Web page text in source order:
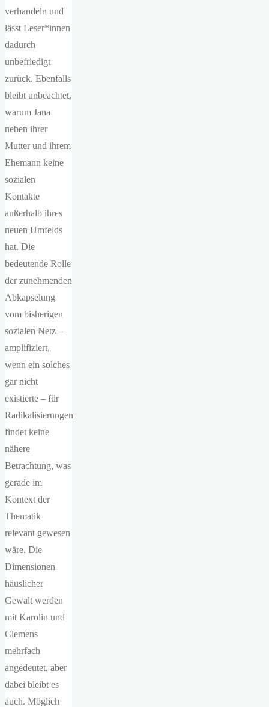
verhandeln und
lässt Leser*innen
dadurch
unbefriedigt
zurück. Ebenfalls
bleibt unbeachtet,
warum Jana
neben ihrer
Mutter und ihrem
Ehemann keine
sozialen
Kontakte
außerhalb ihres
neuen Umfelds
hat. Die
bedeutende Rolle
der zunehmenden
Abkapselung
vom bisherigen
sozialen Netz –
amplifiziert,
wenn ein solches
gar nicht
existierte – für
Radikalisierungen
findet keine
nähere
Betrachtung, was
gerade im
Kontext der
Thematik
relevant gewesen
wäre. Die
Dimensionen
häuslicher
Gewalt werden
mit Karolin und
Clemens
mehrfach
angedeutet, aber
dabei bleibt es
auch. Möglich